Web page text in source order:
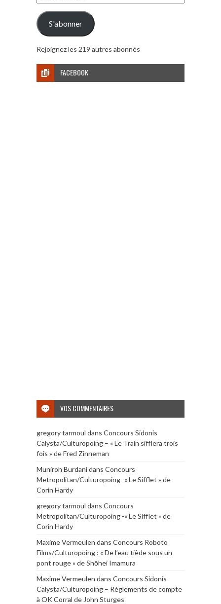
e-
mail
S'abonner
Rejoignez les 219 autres abonnés
FACEBOOK
VOS COMMENTAIRES
gregory tarmoul dans Concours Sidonis
Calysta/Culturopoing – « Le Train sifflera trois
fois » de Fred Zinneman
Muniroh Burdanidans Concours
Metropolitan/Culturopoing -« Le Sifflet » de
Corin Hardy
gregory tarmoul dans Concours
Metropolitan/Culturopoing -« Le Sifflet » de
Corin Hardy
Maxime Vermeulen dans Concours Roboto
Films/Culturopoing : « De l’eau tiède sous un
pont rouge » de Shōhei Imamura
Maxime Vermeulen dans Concours Sidonis
Calysta/Culturopoing – Règlements de compte
à OK Corral de John Sturges